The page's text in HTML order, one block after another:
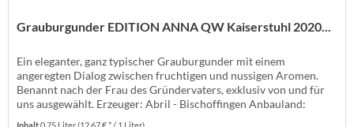
Grauburgunder EDITION ANNA QW Kaiserstuhl 2020...
Ein eleganter, ganz typischer Grauburgunder mit einem
angeregten Dialog zwischen fruchtigen und nussigen Aromen.
Benannt nach der Frau des Gründervaters, exklusiv von und für
uns ausgewählt. Erzeuger: Abril - Bischoffingen Anbauland: